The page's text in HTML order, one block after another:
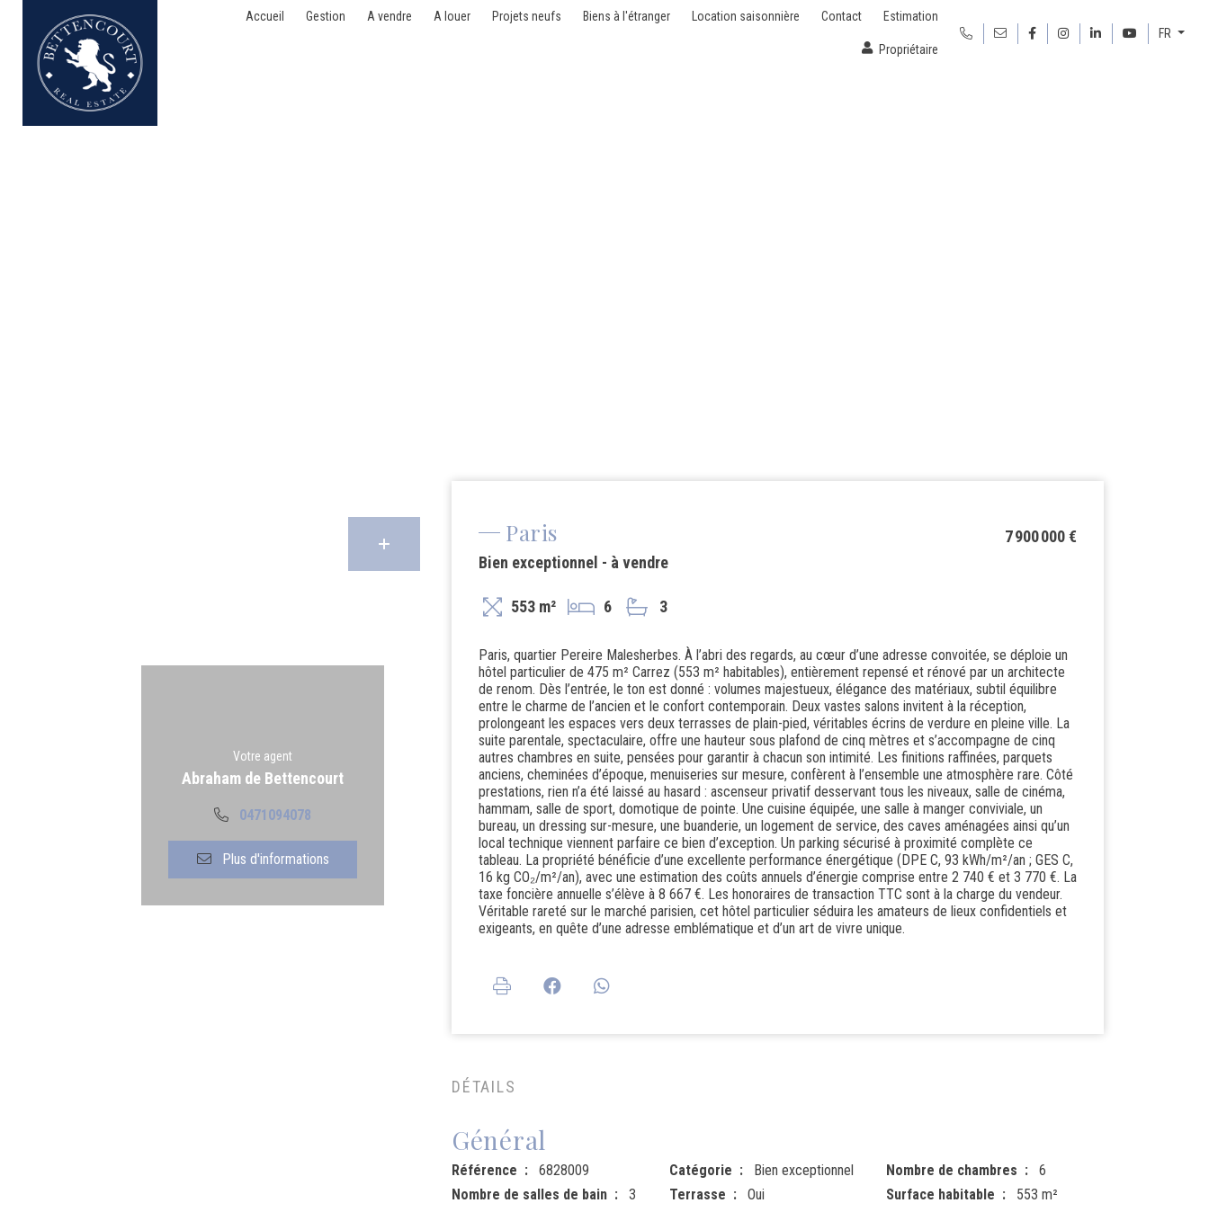
FR
Accueil Gestion A vendre A louer Projets neufs Biens à l'étranger Location saisonnière Contact Estimation
Propriétaire
Bien exceptionnel - à vendre - Paris
Votre agent
Abraham de Bettencourt
0471094078
Plus d'informations
Paris
7 900 000 €
Bien exceptionnel - à vendre
553 m² 6 3
Paris, quartier Pereire Malesherbes. À l’abri des regards, au cœur d’une adresse convoitée, se déploie un
hôtel particulier de 475 m² Carrez (553 m² habitables), entièrement repensé et rénové par un architecte
de renom. Dès l’entrée, le ton est donné : volumes majestueux, élégance des matériaux, subtil équilibre
entre le charme de l’ancien et le confort contemporain. Deux vastes salons invitent à la réception,
prolongeant les espaces vers deux terrasses de plain-pied, véritables écrins de verdure en pleine ville. La
suite parentale, spectaculaire, offre une hauteur sous plafond de cinq mètres et s’accompagne de cinq
autres chambres en suite, pensées pour garantir à chacun son intimité. Les finitions raffinées, parquets
anciens, cheminées d’époque, menuiseries sur mesure, confèrent à l’ensemble une atmosphère rare. Côté
prestations, rien n’a été laissé au hasard : ascenseur privatif desservant tous les niveaux, salle de cinéma,
hammam, salle de sport, domotique de pointe. Une cuisine équipée, une salle à manger conviviale, un
bureau, un dressing sur-mesure, une buanderie, un logement de service, des caves aménagées ainsi qu’un
local technique viennent parfaire ce bien d’exception. Un parking sécurisé à proximité complète ce
tableau. La propriété bénéficie d’une excellente performance énergétique (DPE C, 93 kWh/m²/an ; GES C,
16 kg CO₂/m²/an), avec une estimation des coûts annuels d’énergie comprise entre 2 740 € et 3 770 €. La
taxe foncière annuelle s’élève à 8 667 €. Les honoraires de transaction TTC sont à la charge du vendeur.
Véritable rareté sur le marché parisien, cet hôtel particulier séduira les amateurs de lieux confidentiels et
exigeants, en quête d’une adresse emblématique et d’un art de vivre unique.
DÉTAILS
Général
Référence 6828009 Catégorie Bien exceptionnel Nombre de chambres
6
Nombre de salles de bain
3 Terrasse Oui Surface habitable 553 m²